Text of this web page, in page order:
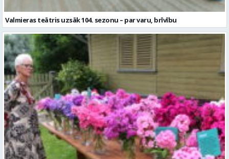
Garšaugu dārzā trīs dienas apskatāma izstāde “Vasaras ziedi
pilsētai svētkos”